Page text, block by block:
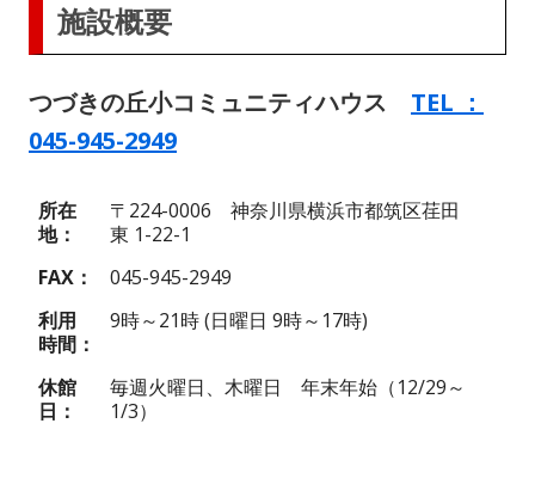
施設概要
つづきの丘小コミュニティハウス TEL ：
045-945-2949
所在
地
〒224-0006 神奈川県横浜市都筑区荏田
東 1-22-1
FAX
045-945-2949
利用
時間
9時～21時 (日曜日 9時～17時)
休館
日
毎週火曜日、木曜日 年末年始（12/29～
1/3）